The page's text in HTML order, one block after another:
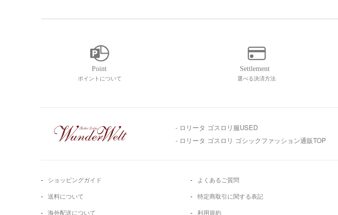
ポイントについて 選べる決済方法
- ロリータ ゴスロリ服USED
- ロリータ ゴスロリ ゴシックファッション通販TOP
ショッピングガイド
送料について
海外配送について
よくあるご質問
特定商取引に関する表記
利用規約